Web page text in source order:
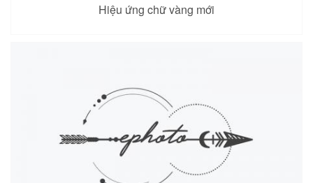
Hiệu ứng chữ vàng mới